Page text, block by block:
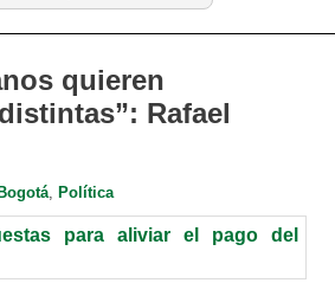
quieren
Rafael
Bogotá, Política